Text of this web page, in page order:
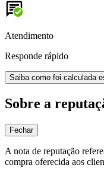
Atendimento
Responde rápido
Saiba como foi calculada
Sobre a
Fechar
A nota de reputação
compra oferecida aos